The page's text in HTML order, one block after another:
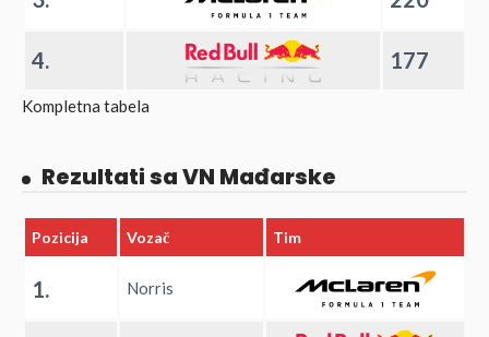
4. 177
Kompletna tabela
Rezultati sa VN Mađarske
Pozicija Vozač Tim
1. Norris